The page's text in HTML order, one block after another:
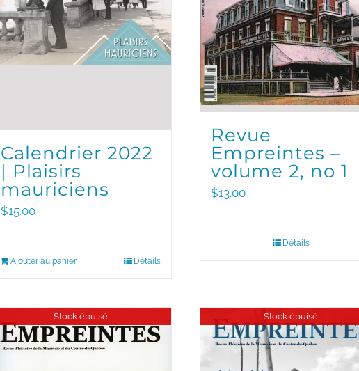
Calendrier 2022
| Plaisirs
mauriciens
$15.00
Ajouter au panier Détails
Revue
Empreintes –
volume 2, no 1
$13.00
Détails
Stock épuisé Stock épuisé